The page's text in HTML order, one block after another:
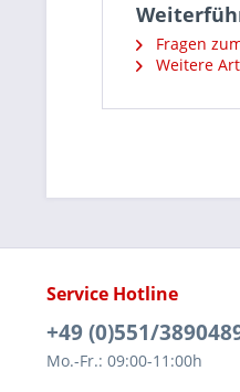
Fragen
Weitere
Service Hotline
+49 (0)551/
Mo.-Fr.: 09:00-11:00h